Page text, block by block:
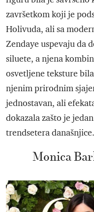
završetkom koji je
Holivuda, ali sa
Zendaye uspevaju da
siluete, a njena
osvetljene teksture
njenim prirodnim
jednostavan, ali
dokazala zašto je
trendsetera današnjice.
Monica